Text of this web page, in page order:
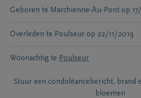
Geboren te Marchienne-Au-Pont op
Overleden te Poulseur op 22/11/2019
Woonachtig te Poulseur
Stuur een condoléancebericht, brand
bloemen